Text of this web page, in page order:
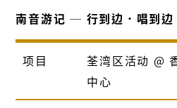
南音游记 ─ 行到边．唱到边
项目
荃湾区活动 @
中心